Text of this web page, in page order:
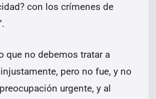
con los crímenes de
que no debemos tratar a
pero no fue, y no
urgente, y al